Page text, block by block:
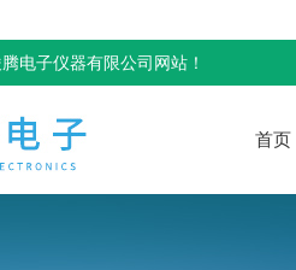
电子仪器有限公司网站！
首页